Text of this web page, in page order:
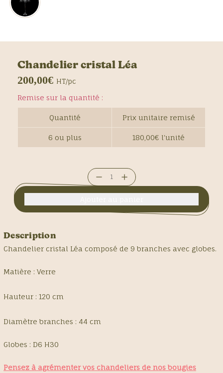
Chandelier cristal Léa
200,00€ HT/pc
Remise sur la quantité :
Quantité Prix unitaire remisé
6 ou plus 180,00€ l'unité
Diminuer
la
quantité
Léa
Augmenter
la
quantité
Léa
Description
Chandelier cristal Léa composé de 9 branches avec globes.
Matière : Verre
Hauteur : 120 cm
Diamètre branches : 44 cm
Globes : D6 H30
Pensez à agrémenter vos chandeliers de nos bougies